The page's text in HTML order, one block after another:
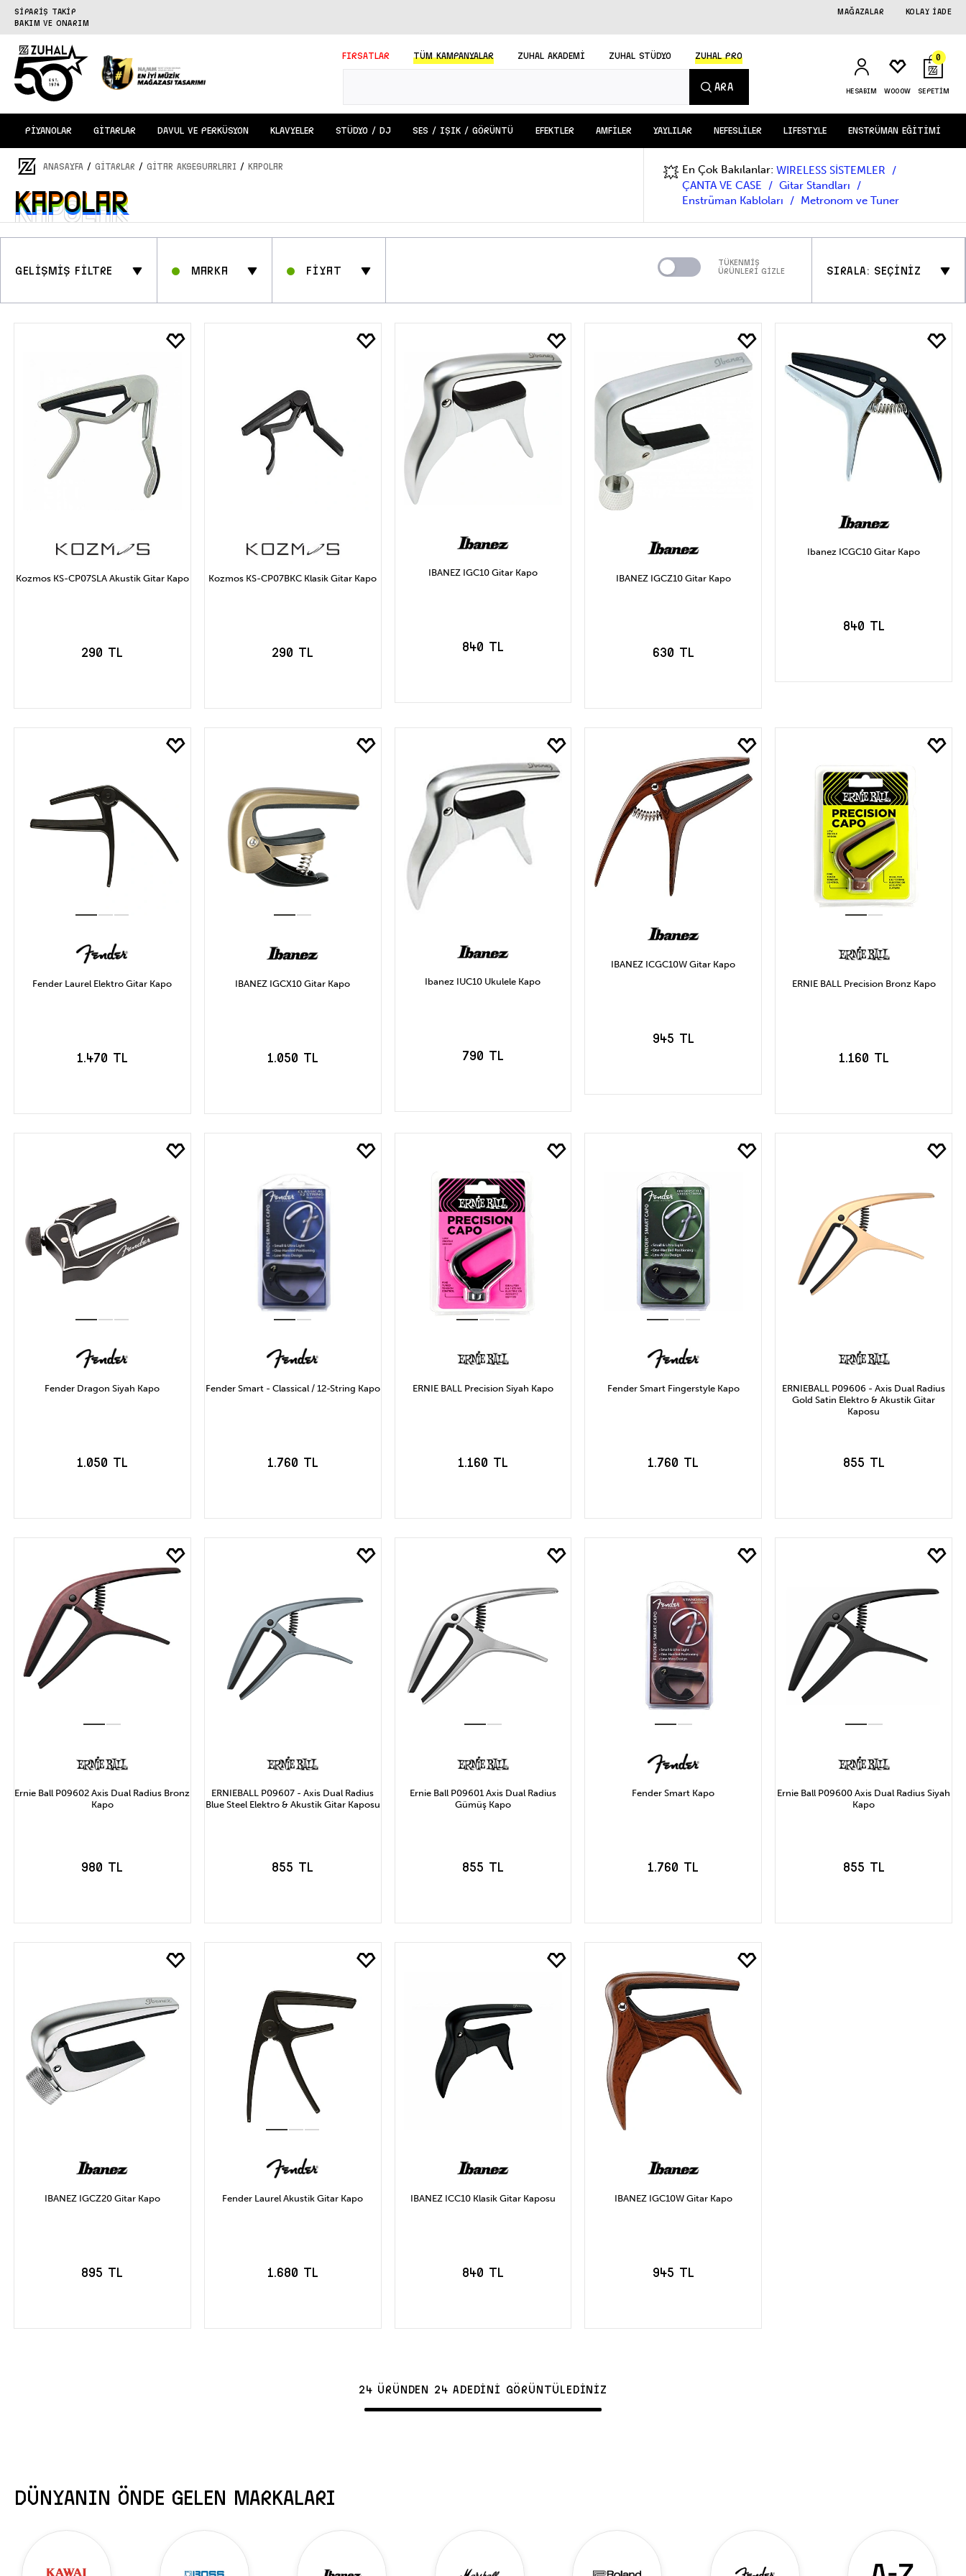
SİPARİŞ TAKİP
BAKIM VE ONARIM
KOLAY İADE
MAĞAZALAR
FIRSATLAR TÜMKAMPANYALAR ZUHAL AKADEMİ ZUHAL STÜDYO ZUHAL PRO
ARA HESABIM WOOOW
0
SEPETİM
PİYANOLAR GİTARLAR DAVUL VE PERKÜSYON KLAVYELER STÜDYO / DJ SES / IŞIK / GÖRÜNTÜ EFEKTLER AMFİLER YAYLILAR NEFESLİLER LIFESTYLE ENSTRÜMAN EĞİTİMİ
ANASAYFA / GİTARLAR / Gitar Aksesuarları / Kapolar
Kapolar
Kapolar
💥 En Çok Bakılanlar:WIRELESS SİSTEMLER
ÇANTA VE CASE
Gitar Standları
Enstrüman Kabloları
Metronom ve Tuner
GELİŞMİŞ FİLTRE Marka
ERNIE BALL KOZMOS
Fİyat
205₺ ile 409₺ Arası 409₺ ile 614₺ Arası
614₺ ile 818₺ Arası 818₺ ile 1.023₺ Arası 1.023₺ ve Üzeri
TÜKENMİŞ
ÜRÜNLERİ GİZLE
SIRALA: SEÇİNİZ
Kozmos KS-CP07SLA Akustik Gitar Kapo
290 TL
SEPETE EKLE
Kozmos KS-CP07BKC Klasik Gitar Kapo
290 TL
SEPETE EKLE
IBANEZ IGC10 Gitar Kapo
840 TL
SEPETE EKLE
IBANEZ IGCZ10 Gitar Kapo
630 TL
SEPETE EKLE
Ibanez ICGC10 Gitar Kapo
840 TL
Fender Laurel Elektro Gitar Kapo
1.470 TL
SEPETE EKLE
IBANEZ IGCX10 Gitar Kapo
1.050 TL
SEPETE EKLE
Ibanez IUC10 Ukulele Kapo
790 TL
SEPETE EKLE
IBANEZ ICGC10W Gitar Kapo
945 TL
ERNIE BALL Precision Bronz Kapo
1.160 TL
SEPETE EKLE
Fender Dragon Siyah Kapo
1.050 TL
SEPETE EKLE
Fender Smart - Classical / 12-String Kapo
1.760 TL
SEPETE EKLE
ERNIE BALL Precision Siyah Kapo
1.160 TL
SEPETE EKLE
Fender Smart Fingerstyle Kapo
1.760 TL
SEPETE EKLE
ERNIEBALL P09606 - Axis Dual Radius
Gold Satin Elektro & Akustik Gitar
Kaposu
855 TL
SEPETE EKLE
Ernie Ball P09602 Axis Dual Radius Bronz
Kapo
980 TL
SEPETE EKLE
ERNIEBALL P09607 - Axis Dual Radius
Blue Steel Elektro & Akustik Gitar Kaposu
855 TL
SEPETE EKLE
Ernie Ball P09601 Axis Dual Radius
Gümüş Kapo
855 TL
SEPETE EKLE
Fender Smart Kapo
1.760 TL
SEPETE EKLE
Ernie Ball P09600 Axis Dual Radius Siyah
Kapo
855 TL
IBANEZ IGCZ20 Gitar Kapo
895 TL
Fender Laurel Akustik Gitar Kapo
1.680 TL
IBANEZ ICC10 Klasik Gitar Kaposu
840 TL
IBANEZ IGC10W Gitar Kapo
945 TL
24 ÜRÜNDEN 24 ADEDİNİ GÖRÜNTÜLEDİNİZ
DÜNYANIN ÖNDE GELEN MARKALARI